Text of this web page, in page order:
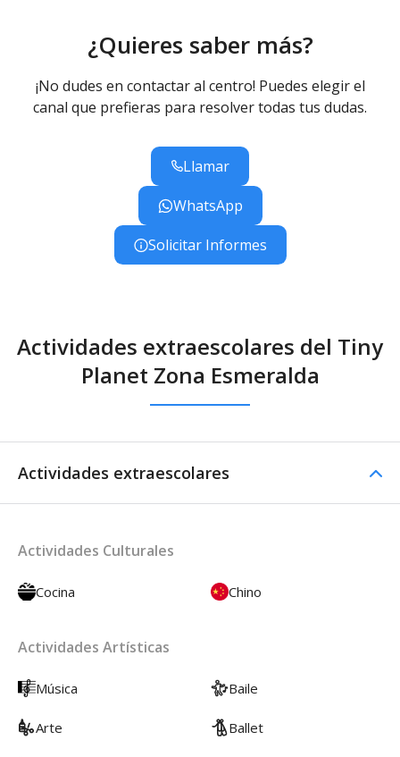
¿Quieres saber más?
¡No dudes en contactar al centro! Puedes elegir el
canal que prefieras para resolver todas tus dudas.
Llamar
WhatsApp
Solicitar Informes
Actividades extraescolares del Tiny
Planet Zona Esmeralda
Actividades extraescolares
Actividades Culturales
Cocina Chino
Actividades Artísticas
Música Baile
Arte Ballet